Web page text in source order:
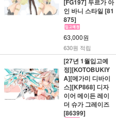
[FG197] 두르가 아
인 바니 스타일 [81
875]
63,000원
630원 적립
[27년 1월입고예
정][KOTOBUKIY
A][메가미 디바이
스][KP868] 디자
이어 메이든 레이
더 슈가 그레이즈
[86399]